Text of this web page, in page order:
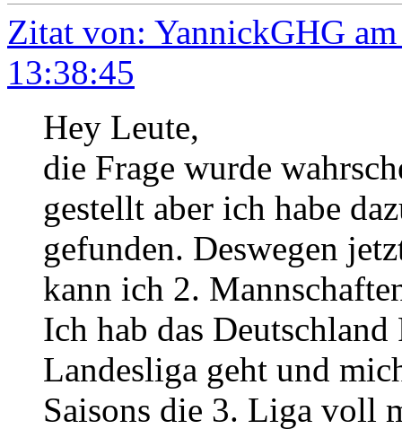
Zitat von: YannickGHG
13:38:45
Hey Leute,
die Frage wurde
gestellt aber ich habe
gefunden. Deswegen
kann ich 2.
Ich hab das
Landesliga geht und
Saisons die 3. Liga voll